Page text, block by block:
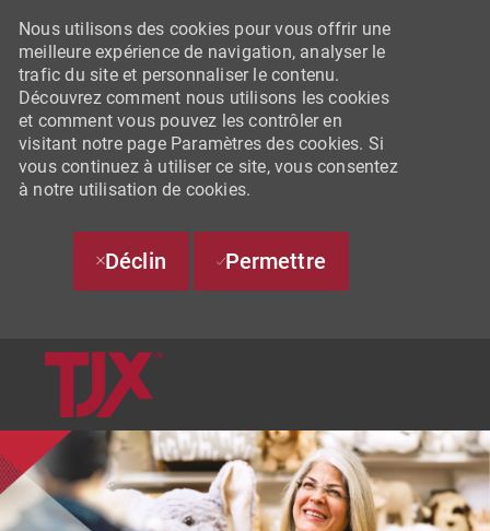
SKIP TO MAIN CONTENT
Nous utilisons des cookies pour vous offrir une
meilleure expérience de navigation, analyser le
trafic du site et personnaliser le contenu.
Découvrez comment nous utilisons les cookies
et comment vous pouvez les contrôler en
visitant notre page Paramètres des cookies. Si
vous continuez à utiliser ce site, vous consentez
à notre utilisation de cookies.
Déclin Permettre